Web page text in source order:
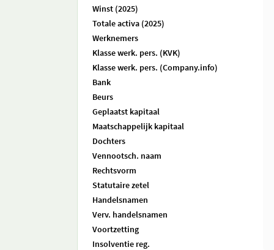
Winst (2025)
Totale activa (2025)
Werknemers
Klasse werk. pers. (KVK)
Klasse werk. pers. (Company.info)
Bank
Beurs
Geplaatst kapitaal
Maatschappelijk kapitaal
Dochters
Vennootsch. naam
Rechtsvorm
Statutaire zetel
Handelsnamen
Verv. handelsnamen
Voortzetting
Insolventie reg.